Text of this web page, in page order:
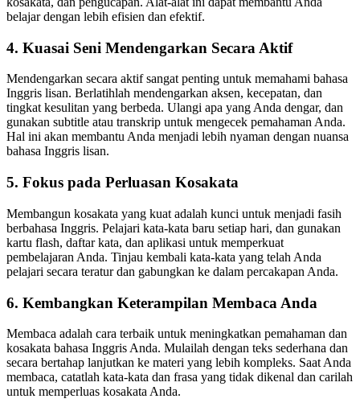
belajar dengan lebih efisien dan efektif.
4. Kuasai Seni Mendengarkan Secara Aktif
Mendengarkan secara aktif sangat penting untuk memahami bahasa
Inggris lisan. Berlatihlah mendengarkan aksen, kecepatan, dan
tingkat kesulitan yang berbeda. Ulangi apa yang Anda dengar, dan
gunakan subtitle atau transkrip untuk mengecek pemahaman Anda.
Hal ini akan membantu Anda menjadi lebih nyaman dengan nuansa
bahasa Inggris lisan.
5. Fokus pada Perluasan Kosakata
Membangun kosakata yang kuat adalah kunci untuk menjadi fasih
berbahasa Inggris. Pelajari kata-kata baru setiap hari, dan gunakan
kartu flash, daftar kata, dan aplikasi untuk memperkuat
pembelajaran Anda. Tinjau kembali kata-kata yang telah Anda
pelajari secara teratur dan gabungkan ke dalam percakapan Anda.
6. Kembangkan Keterampilan Membaca Anda
Membaca adalah cara terbaik untuk meningkatkan pemahaman dan
kosakata bahasa Inggris Anda. Mulailah dengan teks sederhana dan
secara bertahap lanjutkan ke materi yang lebih kompleks. Saat Anda
membaca, catatlah kata-kata dan frasa yang tidak dikenal dan carilah
untuk memperluas kosakata Anda.